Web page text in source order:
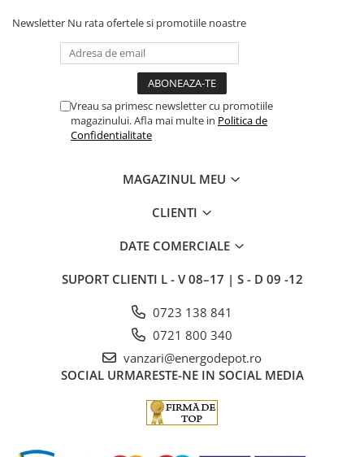
Newsletter Nu rata ofertele si promotiile noastre
Vreau sa primesc newsletter cu promotiile
magazinului. Afla mai multe in Politica de
Confidentialitate
MAGAZINUL MEU
CLIENTI
DATE COMERCIALE
SUPORT CLIENTI L - V 08–17 | S - D 09 -12
0723 138 841
0721 800 340
vanzari@energodepot.ro
SOCIAL URMARESTE-NE IN SOCIAL MEDIA